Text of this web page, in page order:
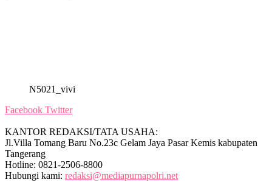
N5021_vivi
Facebook Twitter
KANTOR REDAKSI/TATA USAHA:
Jl.Villa Tomang Baru No.23c Gelam Jaya Pasar Kemis kabupaten
Tangerang
Hotline: 0821-2506-8800
Hubungi kami: redaksi@mediapurnapolri.net